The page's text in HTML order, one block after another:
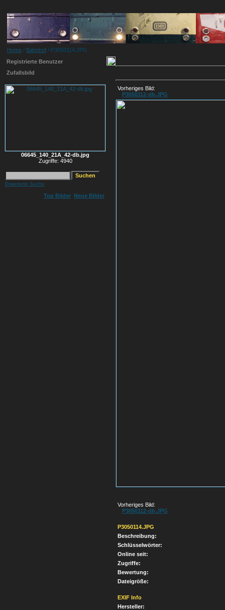
Home / Bahnhof / P3050114.JPG
Registrierte Benutzer
Zufallsbild
06645_140_21A_42-db.jpg
Zugriffe: 4940
Erweiterte Suche
Top Bilder Neue Bilder
Vorheriges Bild:
P3050112-db.JPG
Vorheriges Bild:
P3050112-db.JPG
P3050114.JPG
Beschreibung:
Schlüsselwörter:
Online seit:
Zugriffe:
Bewertung:
Dateigröße:
EXIF Info
Hersteller: